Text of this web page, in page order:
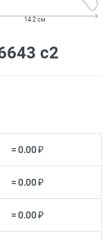
14.2 см
с2
= 0.00 ₽
= 0.00 ₽
= 0.00 ₽